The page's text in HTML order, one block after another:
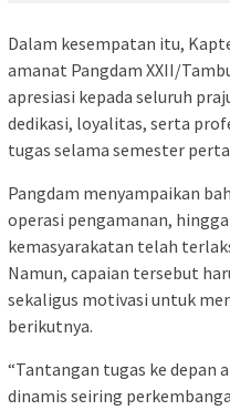
Dalam kesempatan itu,
amanat Pangdam XXII/
apresiasi kepada seluruh
dedikasi, loyalitas, serta
tugas selama semester
Pangdam menyampaikan
operasi pengamanan,
kemasyarakatan telah
Namun, capaian tersebut
sekaligus motivasi untuk
berikutnya.
“Tantangan tugas ke depan
dinamis seiring